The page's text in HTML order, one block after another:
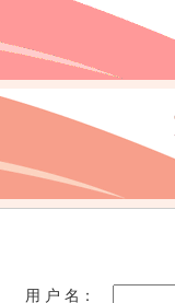
用 户 名：